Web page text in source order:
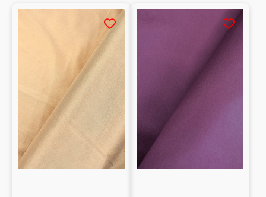
Caduta fluida e movimento naturale
Texture liscia e raffinata al tatto
Perfetti per creare capi sofisticati e luminosi
Aspetto lucido e mano setosa
Caduta fluida e movimento naturale
Texture liscia e raffinata al tatto
Perfetti per creare capi sofisticati e luminosi
Raso